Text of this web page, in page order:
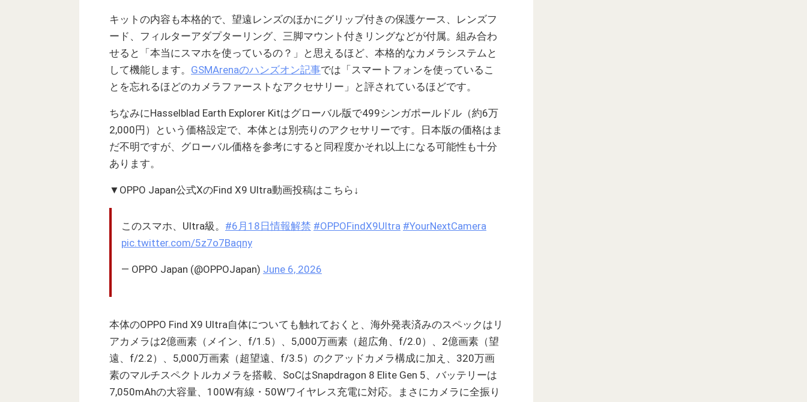
キットの内容も本格的で、望遠レンズのほかにグリップ付きの保護ケース、レンズフ
ード、フィルターアダプターリング、三脚マウント付きリングなどが付属。組み合わ
せると「本当にスマホを使っているの？」と思えるほど、本格的なカメラシステムと
して機能します。 GSMArenaのハンズオン記事では「スマートフォンを使っているこ
とを忘れるほどのカメラファーストなアクセサリー」と評されているほどです。
ちなみにHasselblad Earth Explorer Kitはグローバル版で499シンガポールドル（約6万
2,000円）という価格設定で、本体とは別売りのアクセサリーです。日本版の価格はま
だ不明ですが、グローバル価格を参考にすると同程度かそれ以上になる可能性も十分
あります。
▼OPPO Japan公式XのFind X9 Ultra動画投稿はこちら↓
このスマホ、Ultra級。 #6月18日情報解禁 #OPPOFindX9Ultra #YourNextCamera
pic.twitter.com/5z7o7Baqny
— OPPO Japan (@OPPOJapan) June 6, 2026
本体のOPPO Find X9 Ultra自体についても触れておくと、海外発表済みのスペックはリ
アカメラは2億画素（メイン、f/1.5）、5,000万画素（超広角、f/2.0）、2億画素（望
遠、f/2.2）、5,000万画素（超望遠、f/3.5）のクアッドカメラ構成に加え、320万画
素のマルチスペクトルカメラを搭載、SoCはSnapdragon 8 Elite Gen 5、バッテリーは
7,050mAhの大容量、100W有線・50Wワイヤレス充電に対応。まさにカメラに全振り